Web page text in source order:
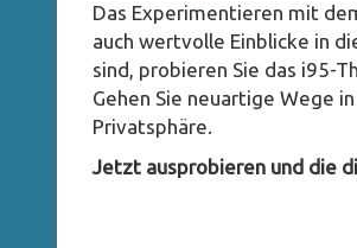
Das Experimentieren mit
auch wertvolle Einblicke in
sind, probieren Sie das i95-
Gehen Sie neuartige Wege
Privatsphäre.
Jetzt ausprobieren und die